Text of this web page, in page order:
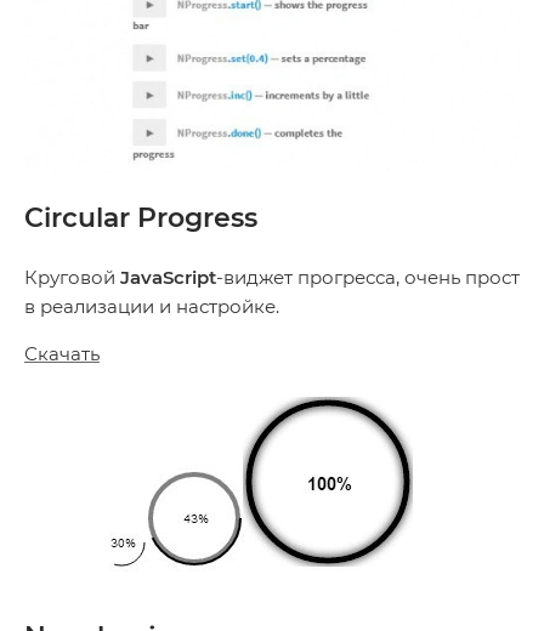
Circular Progress
Круговой JavaScript-виджет прогресса, очень прост
в реализации и настройке.
Скачать